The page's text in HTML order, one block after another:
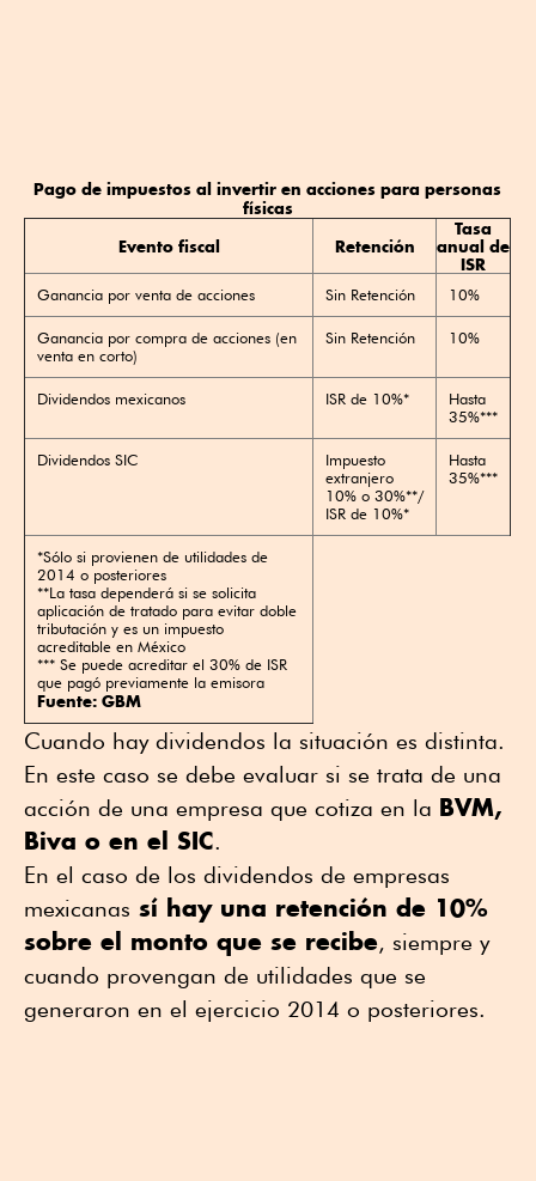
Pago de impuestos al invertir en acciones para personas
físicas
Evento fiscal
Retención
Tasa
anual de
ISR
Ganancia por venta de acciones Sin Retención 10%
Ganancia por compra de acciones (en
venta en corto)
Sin Retención 10%
Dividendos mexicanos ISR de 10%*
Hasta
35%***
Dividendos SIC
Impuesto
extranjero
10% o 30%**/
ISR de 10%*
Hasta
35%***
*Sólo si provienen de utilidades de
2014 o posteriores
**La tasa dependerá si se solicita
aplicación de tratado para evitar doble
tributación y es un impuesto
acreditable en México
*** Se puede acreditar el 30% de ISR
que pagó previamente la emisora
Fuente: GBM
Cuando hay dividendos la situación es distinta.
En este caso se debe evaluar si se trata de una
acción de una empresa que cotiza en la BVM,
Biva o en el SIC.
En el caso de los dividendos de empresas
mexicanas sí hay una retención de 10%
sobre el monto que se recibe, siempre y
cuando provengan de utilidades que se
generaron en el ejercicio 2014 o posteriores.